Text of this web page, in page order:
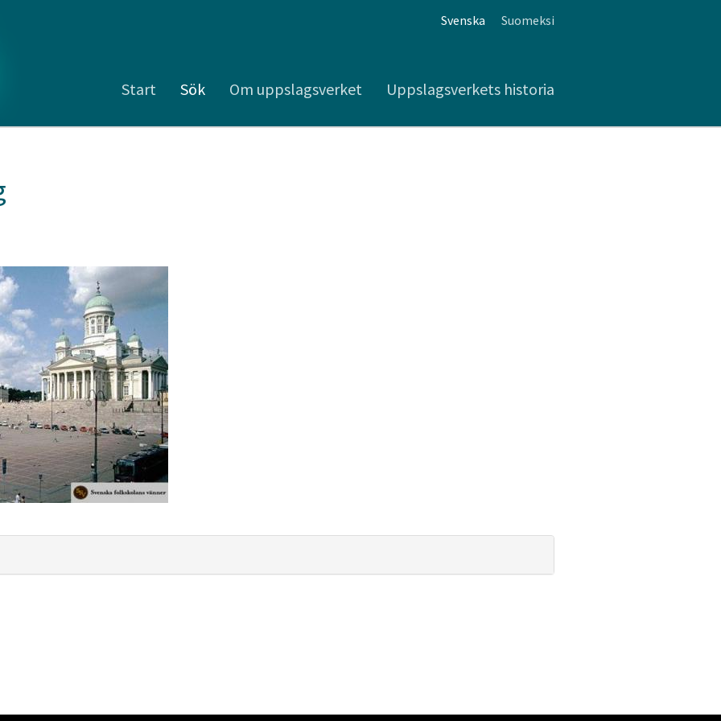
Svenska Suomeksi
Start Sök Om uppslagsverket Uppslagsverkets historia